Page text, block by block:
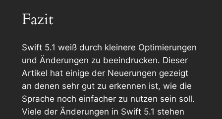
Fazit
Swift 5.1 weiß durch kleinere Optimierungen
und Änderungen zu beeindrucken. Dieser
Artikel hat einige der Neuerungen gezeigt
an denen sehr gut zu erkennen ist, wie die
Sprache noch einfacher zu nutzen sein soll.
Viele der Änderungen in Swift 5.1 stehen